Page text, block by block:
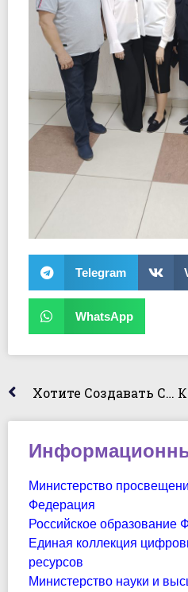
Telegram
WhatsApp
Хотите Создавать Стильные Приложения? А Наши Ребята Уже В Тренде!
Министерство
Федерация
Российское образование
Единая коллекция
ресурсов
Министерство науки и